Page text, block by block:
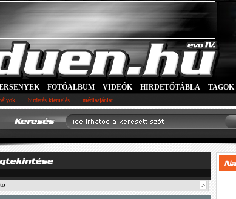
FOTÓALBUM VIDEÓK HIRDETŐTÁBLA TAGOK
hirdetés kiemelés médiaajánlat
>